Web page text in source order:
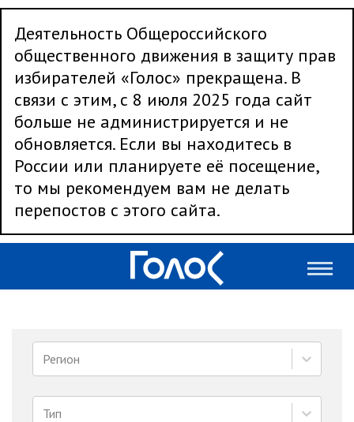
Деятельность Общероссийского
общественного движения в защиту прав
избирателей «Голос» прекращена. В
связи с этим, с 8 июля 2025 года сайт
больше не администрируется и не
обновляется. Если вы находитесь в
России или планируете её посещение,
то мы рекомендуем вам не делать
перепостов с этого сайта.
Регион
Тип